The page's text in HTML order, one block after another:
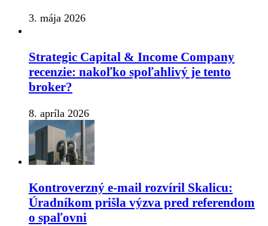
3. mája 2026
Strategic Capital & Income Company
recenzie: nakoľko spoľahlivý je tento
broker?
8. apríla 2026
Kontroverzný e-mail rozvíril Skalicu:
Úradníkom prišla výzva pred referendom
o spaľovni